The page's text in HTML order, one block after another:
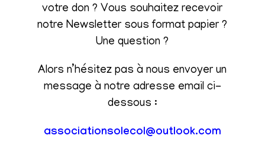
votre don ? Vous souhaitez recevoir
notre Newsletter sous format papier ?
Une question ?
Alors n’hésitez pas à nous envoyer un
message à notre adresse email ci-
dessous :
associationsolecol@outlook.com